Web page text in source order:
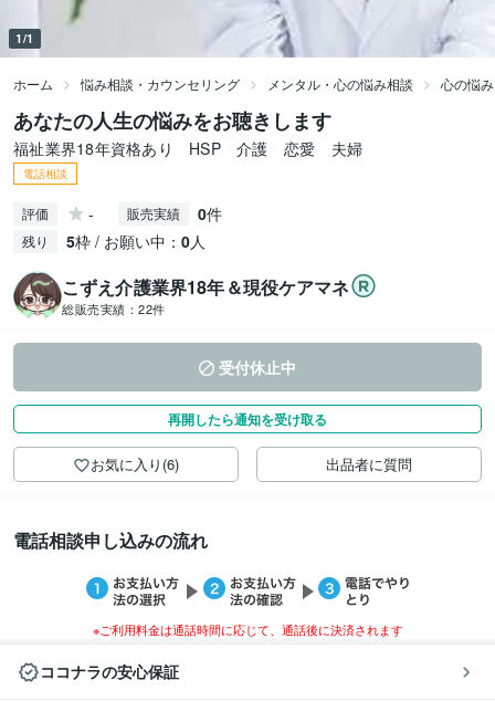
1/1
ホーム 悩み相談・カウンセリング メンタル・心の悩み相談 心の悩
あなたの人生の悩みをお聴きします
福祉業界18年資格あり HSP 介護 恋愛 夫婦
電話相談
評価 - 販売実績 0件
残り 5枠 / お願い中： 0人
こずえ介護業界18年＆現役ケアマネ
総販売実績： 22件
受付休止中
再開したら通知を受け取る
お気に入り(6) 出品者に質問
電話相談申し込みの流れ
※ご利用料金は通話時間に応じて、通話後に決済されます
ココナラの安心保証